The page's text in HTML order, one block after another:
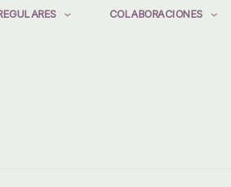
COLABORACIONES